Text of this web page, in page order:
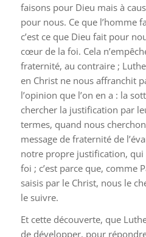
faisons pour Dieu mais à
pour nous. Ce que l’homme
c’est ce que Dieu fait pour
cœur de la foi. Cela
fraternité, au contraire ;
en Christ ne nous affranchit
l’opinion que l’on en a : la
chercher la justification par
termes, quand nous
message de fraternité de
notre propre justification, qui
foi ; c’est parce que, comme
saisis par le Christ, nous le
le suivre.
Et cette découverte, que
de développer, pour